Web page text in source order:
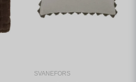
SVANEFORS